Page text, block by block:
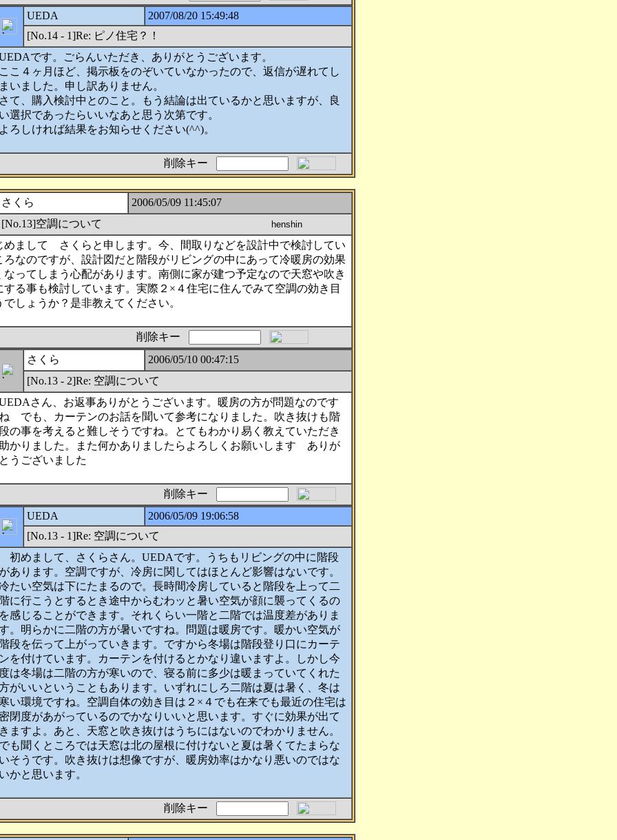
UEDA
2007/08/20 15:49:48
[No.14 - 1]Re: ピノ住宅？！
です。ごらんいただき、ありがとうございます。
ここ４ヶ月ほど、掲示板をのぞいていなかったので、返信が遅れてし
まいました。申し訳ありません。
さて、購入検討中とのこと。もう結論は出ているかと思いますが、良
い選択であったらいいなあと思う次第です。
よろしければ結果をお知らせください(^^)。
削除キー
さくら
2006/05/09 11:45:07
[No.13]空調について
まして さくらと申します。今、間取りなどを設計中で検討してい
ろなのですが、設計図だと階段がリビングの中にあって冷暖房の効果
なってしまう心配があります。南側に家が建つ予定なので天窓や吹き
する事も検討しています。実際２×４住宅に住んでみて空調の効き目
でしょうか？是非教えてください。
削除キー
さくら
2006/05/10 00:47:15
[No.13 - 2]Re: 空調について
さん、お返事ありがとうございます。暖房の方が問題なのです
ね でも、カーテンのお話を聞いて参考になりました。吹き抜けも階
の事を考えると難しそうですね。とてもわかり易く教えていただき
助かりました。また何かありましたらよろしくお願いします ありが
とうございました
削除キー
UEDA
2006/05/09 19:06:58
[No.13 - 1]Re: 空調について
初めまして、さくらさん。UEDAです。うちもリビングの中に階段
があります。空調ですが、冷房に関してはほとんど影響はないです。
たい空気は下にたまるので。長時間冷房していると階段を上って二
階に行こうとするとき途中からむわッと暑い空気が顔に襲ってくるの
を感じることができます。それくらい一階と二階では温度差がありま
。明らかに二階の方が暑いですね。問題は暖房です。暖かい空気が
階段を伝って上がっていきます。ですから冬場は階段登り口にカーテ
ンを付けています。カーテンを付けるとかなり違いますよ。しかし今
度は冬場は二階の方が寒いので、寝る前に多少は暖まっていてくれた
がいいということもあります。いずれにしろ二階は夏は暑く、冬は
寒い環境ですね。空調自体の効き目は２×４でも在来でも最近の住宅は
密閉度があがっているのでかなりいいと思います。すぐに効果が出て
きますよ。あと、天窓と吹き抜けはうちにはないのでわかりません。
でも聞くところでは天窓は北の屋根に付けないと夏は暑くてたまらな
いそうです。吹き抜けは想像ですが、暖房効率はかなり悪いのではな
いかと思います。
削除キー